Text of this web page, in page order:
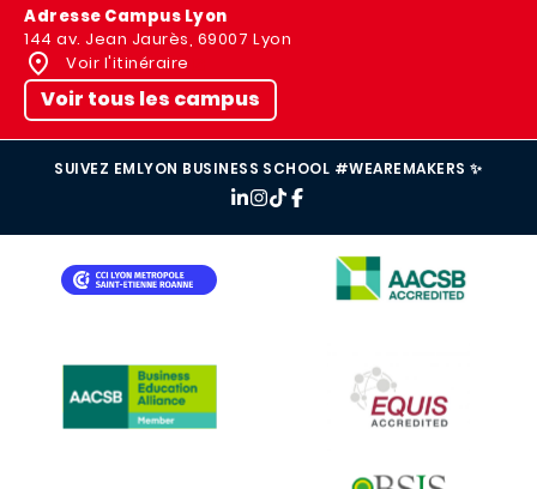
Adresse Campus Lyon
144 av. Jean Jaurès, 69007 Lyon
Voir l'itinéraire
Voir tous les campus
SUIVEZ EMLYON BUSINESS SCHOOL #WEAREMAKERS ✨
IMAGE
IMAGE